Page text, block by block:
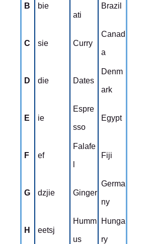
B bie
ati
Brazil
C sie Curry
Canad
a
D die Dates
Denm
ark
E ie
Espre
sso
Egypt
F ef
Falafe
Fiji
G dzjie Ginger
Germa
ny
H eetsj
Humm
us
Hunga
ry